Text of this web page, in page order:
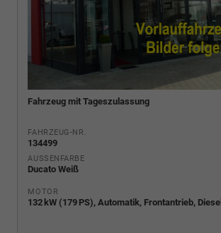
Fahrzeug mit Tageszulassung
FAHRZEUG-NR.
134499
AUSSENFARBE
Ducato Weiß
MOTOR
132 kW (179 PS), Automatik, Frontantrieb, Diesel